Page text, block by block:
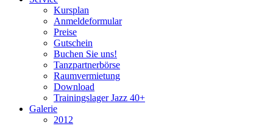
Kursplan
Anmeldeformular
Preise
Gutschein
Buchen Sie uns!
Tanzpartnerbörse
Raumvermietung
Download
Trainingslager Jazz 40+
Galerie
2012